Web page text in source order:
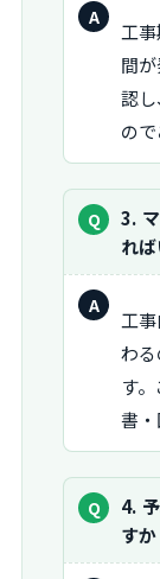
答：
工
間
認
ので
質
問：
3
れ
答：
工
わ
す
書・
質
問：
4
すか